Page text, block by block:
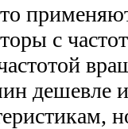
с
дешевле